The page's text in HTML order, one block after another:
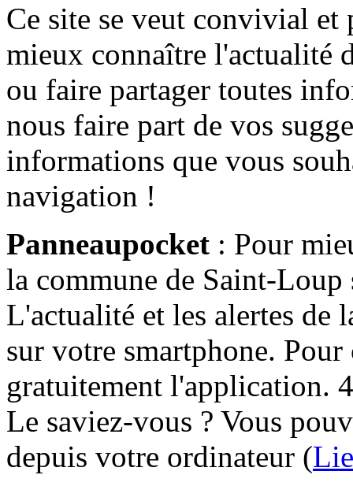
Ce site se veut convivial et
mieux connaître l'actualité
ou faire partager toutes
nous faire part de vos
informations que vous
navigation !
Panneaupocket : Pour
la commune de Saint-Loup
L'actualité et les alertes de
sur votre smartphone.
gratuitement l'application.
Le saviez-vous ? Vous
depuis votre ordinateur (